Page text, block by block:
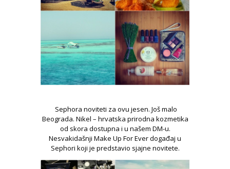
Sephora noviteti za ovu jesen. Još malo
Beograda. Nikel – hrvatska prirodna kozmetika
od skora dostupna i u našem DM-u.
Nesvakidašnji Make Up For Ever događaj u
Sephori koji je predstavio sjajne novitete.